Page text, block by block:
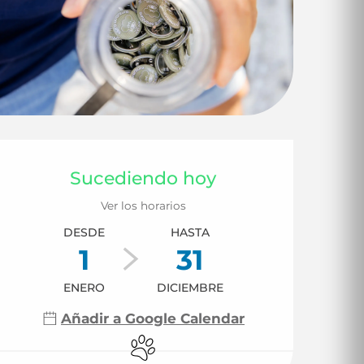
y datos
Sucediendo hoy
Ver los horarios
DESDE
1
ENERO
HASTA
31
DICIEMBRE
Añadir a Google Calendar
Se aceptan animales